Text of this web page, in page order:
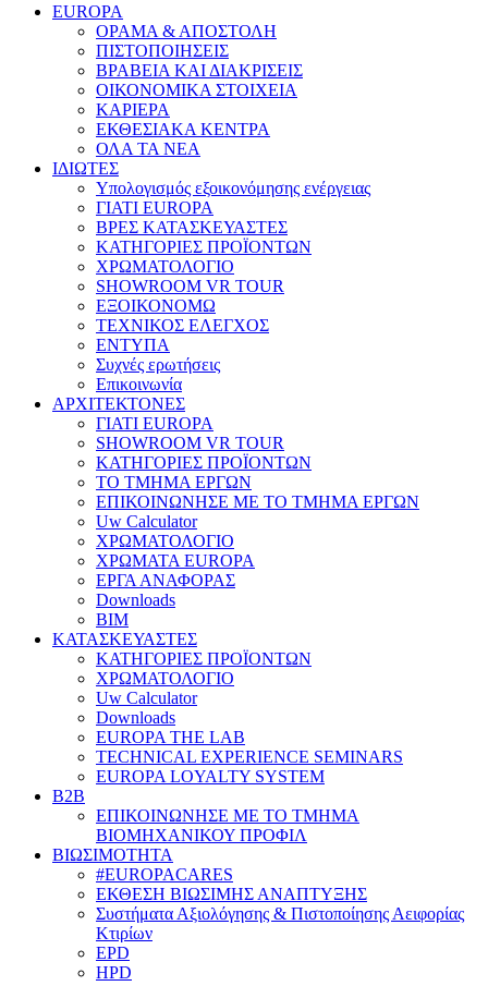
EUROPA
ΟΡΑΜΑ & ΑΠΟΣΤΟΛΗ
ΠΙΣΤΟΠΟΙΗΣΕΙΣ
ΒΡΑΒΕΙΑ ΚΑΙ ΔΙΑΚΡΙΣΕΙΣ
ΟΙΚΟΝΟΜΙΚΑ ΣΤΟΙΧΕΙΑ
ΚΑΡΙΕΡΑ
ΕΚΘΕΣΙΑΚΑ ΚΕΝΤΡΑ
ΟΛΑ ΤΑ ΝΕΑ
ΙΔΙΩΤΕΣ
Υπολογισμός εξοικονόμησης ενέργειας
ΓΙΑΤΙ EUROPA
ΒΡΕΣ ΚΑΤΑΣΚΕΥΑΣΤΕΣ
ΚΑΤΗΓΟΡΙΕΣ ΠΡΟΪΟΝΤΩΝ
ΧΡΩΜΑΤΟΛΟΓΙΟ
SHOWROOM VR TOUR
ΕΞΟΙΚΟΝΟΜΩ
ΤΕΧΝΙΚΟΣ ΕΛΕΓΧΟΣ
ΕΝΤΥΠΑ
Συχνές ερωτήσεις
Επικοινωνία
ΑΡΧΙΤΕΚΤΟΝΕΣ
ΓΙΑΤΙ EUROPA
SHOWROOM VR TOUR
ΚΑΤΗΓΟΡΙΕΣ ΠΡΟΪΟΝΤΩΝ
ΤΟ ΤΜΗΜΑ ΕΡΓΩΝ
​ΕΠΙΚΟΙΝΩΝΗΣΕ ΜΕ ΤΟ ΤΜΗΜΑ ΕΡΓΩΝ
Uw Calculator
ΧΡΩΜΑΤΟΛΟΓΙΟ
ΧΡΩΜΑΤΑ EUROPA
ΕΡΓΑ ΑΝΑΦΟΡΑΣ
Downloads
BIM
ΚΑΤΑΣΚΕΥΑΣΤΕΣ
ΚΑΤΗΓΟΡΙΕΣ ΠΡΟΪΟΝΤΩΝ
ΧΡΩΜΑΤΟΛΟΓΙΟ
Uw Calculator
Downloads
EUROPA THE LAB
TECHNICAL EXPERIENCE SEMINARS
EUROPA LOYALTY SYSTEM
B2B
​ΕΠΙΚΟΙΝΩΝΗΣΕ ΜΕ ΤΟ ΤΜΗΜΑ
ΒΙΟΜΗΧΑΝΙΚΟΥ ​ΠΡΟΦΙΛ
ΒΙΩΣΙΜΟΤΗΤΑ
#EUROPACARES
ΕΚΘΕΣΗ ΒΙΩΣΙΜΗΣ ΑΝΑΠΤΥΞΗΣ
Συστήματα Αξιολόγησης & Πιστοποίησης Αειφορίας
Κτιρίων
EPD
HPD